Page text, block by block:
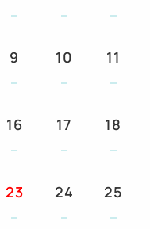
9 10 11
16 17 18
23 24 25